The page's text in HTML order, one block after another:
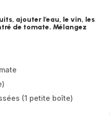
ajouter l'eau, le vin, les
de tomate. Mélangez
(1 petite boîte)